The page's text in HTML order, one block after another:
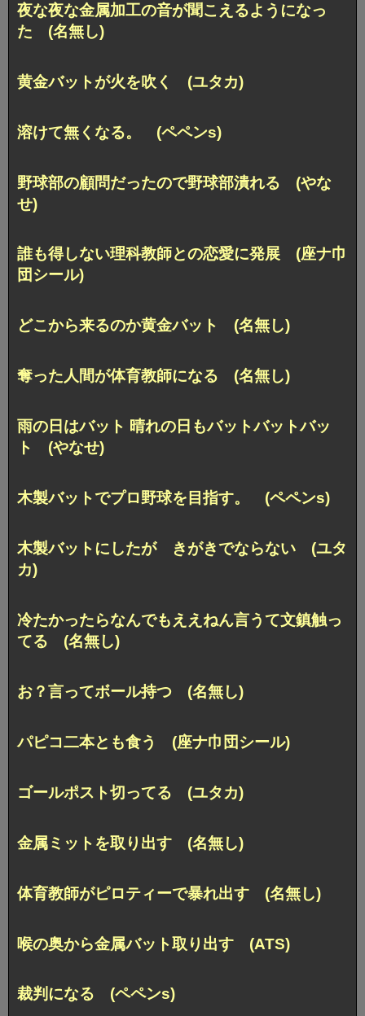
夜な夜な金属加工の音が聞こえるようになっ
た (名無し)
黄金バットが火を吹く (ユタカ)
溶けて無くなる。 (ペペンs)
野球部の顧問だったので野球部潰れる (やな
せ)
誰も得しない理科教師との恋愛に発展 (座ナ巾
団シール)
どこから来るのか黄金バット (名無し)
奪った人間が体育教師になる (名無し)
雨の日はバット 晴れの日もバットバットバッ
ト (やなせ)
木製バットでプロ野球を目指す。 (ペペンs)
木製バットにしたが きがきでならない (ユタ
カ)
冷たかったらなんでもええねん言うて文鎮触っ
てる (名無し)
お？言ってボール持つ (名無し)
パピコ二本とも食う (座ナ巾団シール)
ゴールポスト切ってる (ユタカ)
金属ミットを取り出す (名無し)
体育教師がピロティーで暴れ出す (名無し)
喉の奥から金属バット取り出す (ATS)
裁判になる (ペペンs)